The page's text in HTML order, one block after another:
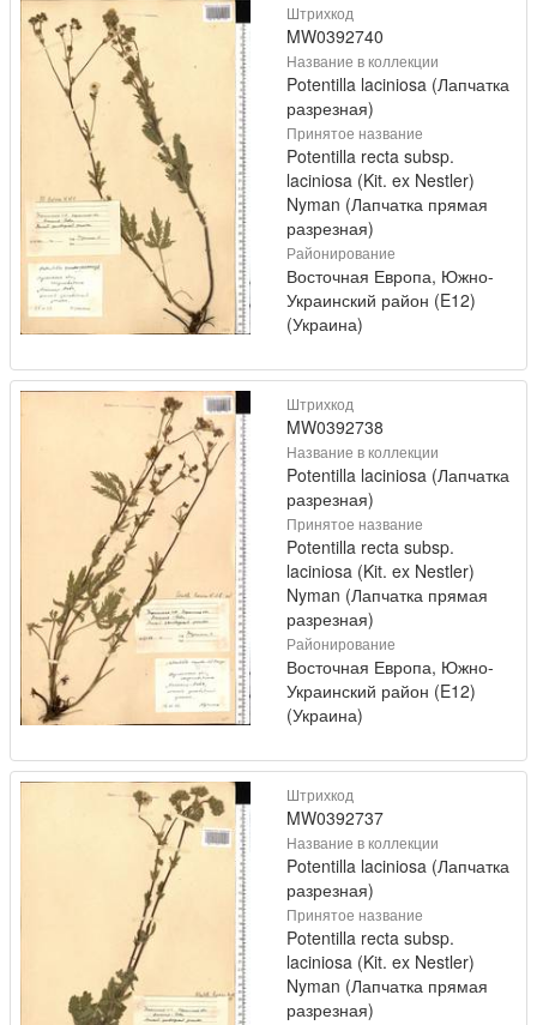
Штрихкод
MW0392740
Название в коллекции
Potentilla laciniosa (Лапчатка
разрезная)
Принятое название
Potentilla recta subsp.
laciniosa (Kit. ex Nestler)
Nyman (Лапчатка прямая
разрезная)
Районирование
Восточная Европа, Южно-
Украинский район (E12)
(Украина)
Штрихкод
MW0392738
Название в коллекции
Potentilla laciniosa (Лапчатка
разрезная)
Принятое название
Potentilla recta subsp.
laciniosa (Kit. ex Nestler)
Nyman (Лапчатка прямая
разрезная)
Районирование
Восточная Европа, Южно-
Украинский район (E12)
(Украина)
Штрихкод
MW0392737
Название в коллекции
Potentilla laciniosa (Лапчатка
разрезная)
Принятое название
Potentilla recta subsp.
laciniosa (Kit. ex Nestler)
Nyman (Лапчатка прямая
разрезная)